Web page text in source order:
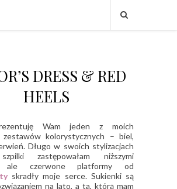
DRESS & RED
HEELS
Wam jeden z moich
zestawów kolorystycznych – biel,
Długo w swoich stylizacjach
zastępowałam niższymi
ale czerwone platformy od
skradły moje serce. Sukienki są
na lato, a ta, którą mam